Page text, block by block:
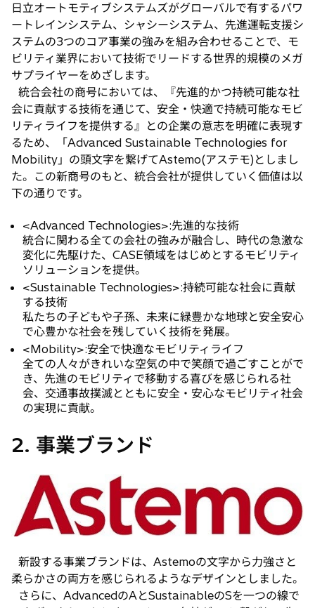
日立オートモティブシステムズがグローバルで有するパワ
ートレインシステム、シャシーシステム、先進運転支援シ
ステムの3つのコア事業の強みを組み合わせることで、モ
ビリティ業界において技術でリードする世界的規模のメガ
サプライヤーをめざします。
統合会社の商号においては、『先進的かつ持続可能な社
会に貢献する技術を通じて、安全・快適で持続可能なモビ
リティライフを提供する』との企業の意志を明確に表現す
るため、「Advanced Sustainable Technologies for
Mobility」の頭文字を繋げてAstemo(アステモ)としまし
た。この新商号のもと、統合会社が提供していく価値は以
下の通りです。
<Advanced Technologies>:先進的な技術
統合に関わる全ての会社の強みが融合し、時代の急激な
変化に先駆けた、CASE領域をはじめとするモビリティ
ソリューションを提供。
<Sustainable Technologies>:持続可能な社会に貢献
する技術
私たちの子どもや子孫、未来に緑豊かな地球と安全安心
で心豊かな社会を残していく技術を発展。
<Mobility>:安全で快適なモビリティライフ
全ての人々がきれいな空気の中で笑顔で過ごすことがで
き、先進のモビリティで移動する喜びを感じられる社
会、交通事故撲滅とともに安全・安心なモビリティ社会
の実現に貢献。
2. 事業ブランド
新設する事業ブランドは、Astemoの文字から力強さと
柔らかさの両方を感じられるようなデザインとしました。
さらに、AdvancedのAとSustainableのSを一つの線で